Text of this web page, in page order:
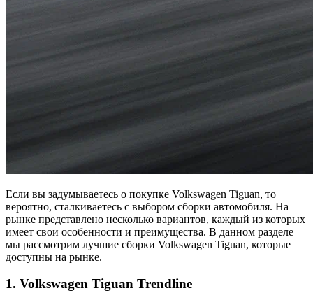
Если вы задумываетесь о покупке Volkswagen Tiguan, то
вероятно, сталкиваетесь с выбором сборки автомобиля. На
рынке представлено несколько вариантов, каждый из которых
имеет свои особенности и преимущества. В данном разделе
мы рассмотрим лучшие сборки Volkswagen Tiguan, которые
доступны на рынке.
1. Volkswagen Tiguan Trendline